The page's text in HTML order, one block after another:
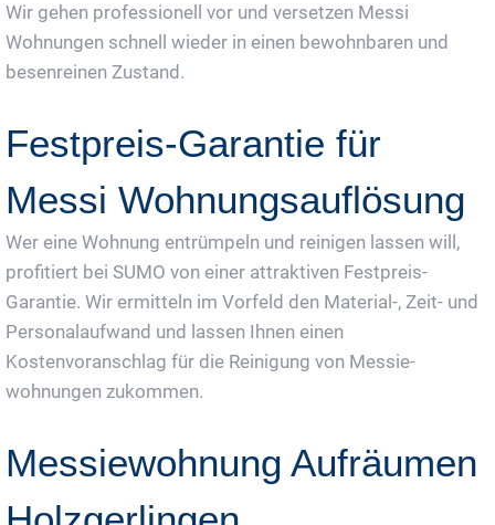
Wir gehen professionell vor und versetzen Messi
Wohnungen schnell wieder in einen bewohnbaren und
besenreinen Zustand.
Festpreis-Garantie für
Messi Wohnungsauflösung
Wer eine Wohnung entrümpeln und reinigen lassen will,
profitiert bei SUMO von einer attraktiven Festpreis-
Garantie. Wir ermitteln im Vorfeld den Material-, Zeit- und
Personalaufwand und lassen Ihnen einen
Kostenvoranschlag für die Reinigung von Messie-
wohnungen zukommen.
Messiewohnung Aufräumen